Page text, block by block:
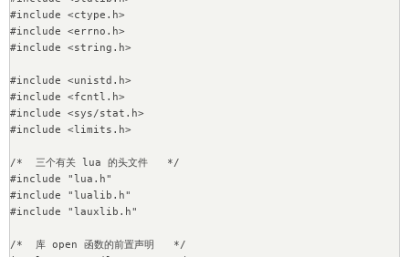
#include <ctype.h>
#include <errno.h>
#include <string.h>
#include <unistd.h>
#include <fcntl.h>
#include <sys/stat.h>
#include <limits.h>
/*  三个有关 lua 的头文件   */
#include "lua.h"
#include "lualib.h"
#include "lauxlib.h"
/*  库 open 函数的前置声明   */